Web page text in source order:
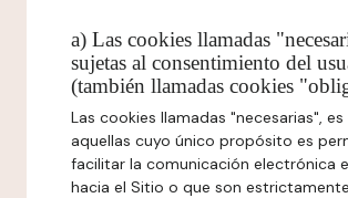
a) Las cookies llamadas
sujetas al consentimiento del
(también llamadas cookies
Las cookies llamadas "necesarias", es
aquellas cuyo único propósito es
facilitar la comunicación electrónica
hacia el Sitio o que son estrictamente